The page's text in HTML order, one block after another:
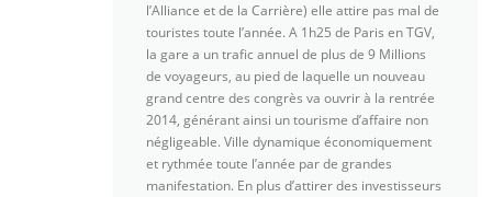
l’Alliance et de la Carrière) elle attire pas mal de
touristes toute l’année. A 1h25 de Paris en TGV,
la gare a un trafic annuel de plus de 9 Millions
de voyageurs, au pied de laquelle un nouveau
grand centre des congrès va ouvrir à la rentrée
2014, générant ainsi un tourisme d’affaire non
négligeable. Ville dynamique économiquement
et rythmée toute l’année par de grandes
manifestation. En plus d’attirer des investisseurs